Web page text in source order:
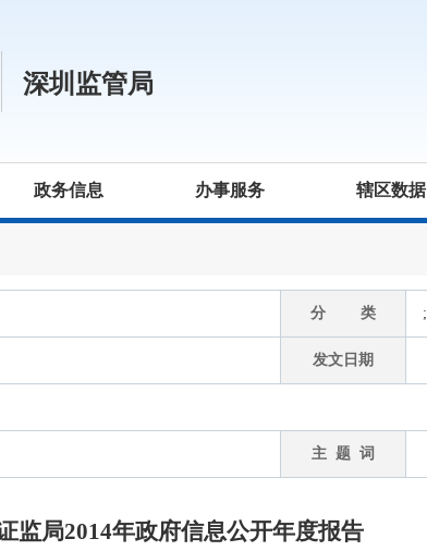
深圳监管局
政务信息 办事服务 辖区数据
分 类 ;
发文日期
主 题 词
监局2014年政府信息公开年度报告